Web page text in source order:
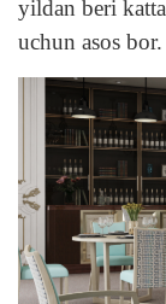
yildan beri
uchun asos bor.